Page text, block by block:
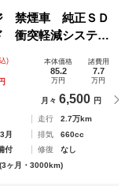
禁煙車 純正ＳＤ
衝突軽減システ
アルミ スマート
ｈ
) 本体価格
85.2
万円
諸費用
7.7
万円
月々 6,500 円
走行
2.7万km
月 排気
660cc
付 修復
なし
ヶ月・3000km)